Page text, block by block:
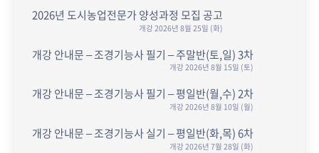
2026년 도시농업전문가 양성과정 모집 공고
개강 2026년 8월 25일 (화)
개강 안내문 – 조경기능사 필기 – 주말반(토,일) 3차
개강 2026년 8월 15일 (토)
개강 안내문 – 조경기능사 필기 – 평일반(월,수) 2차
개강 2026년 8월 10일 (월)
개강 안내문 – 조경기능사 실기 – 평일반(화,목) 6차
개강 2026년 7월 28일 (화)